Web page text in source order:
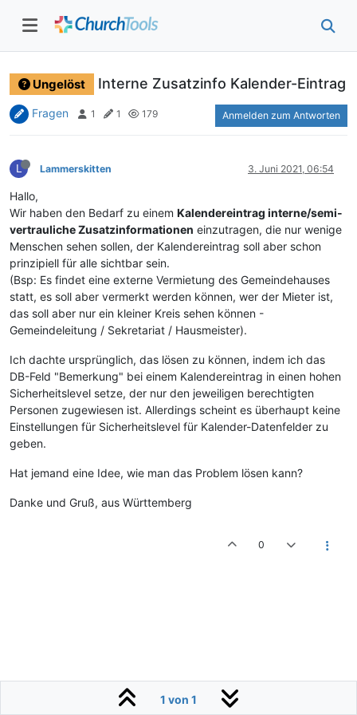
Ungelöst Interne Zusatzinfo Kalender-Eintrag
Fragen 1 1 179 Anmelden zum Antworten
L Lammerskitten 3. Juni 2021, 06:54
Hallo,
Wir haben den Bedarf zu einem Kalendereintrag interne/semi-
vertrauliche Zusatzinformationen einzutragen, die nur wenige
Menschen sehen sollen, der Kalendereintrag soll aber schon
prinzipiell für alle sichtbar sein.
(Bsp: Es findet eine externe Vermietung des Gemeindehauses
statt, es soll aber vermerkt werden können, wer der Mieter ist,
das soll aber nur ein kleiner Kreis sehen können -
Gemeindeleitung / Sekretariat / Hausmeister).
Ich dachte ursprünglich, das lösen zu können, indem ich das
DB-Feld "Bemerkung" bei einem Kalendereintrag in einen hohen
Sicherheitslevel setze, der nur den jeweiligen berechtigten
Personen zugewiesen ist. Allerdings scheint es überhaupt keine
Einstellungen für Sicherheitslevel für Kalender-Datenfelder zu
geben.
Hat jemand eine Idee, wie man das Problem lösen kann?
Danke und Gruß, aus Württemberg
0
1 von 1